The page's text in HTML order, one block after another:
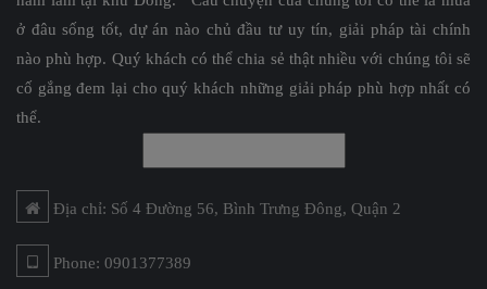
ở đâu sống tốt, dự án nào chủ đầu tư uy tín, giải pháp tài chính
nào phù hợp. Quý khách có thể chia sẻ thật nhiều với chúng tôi sẽ
cố gắng đem lại cho quý khách những giải pháp phù hợp nhất có
thể.
Địa chỉ: Số 4 Đường 56, Bình Trưng Đông, Quận 2
Phone: 0901377389